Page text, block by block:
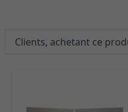
Clients, achetant ce